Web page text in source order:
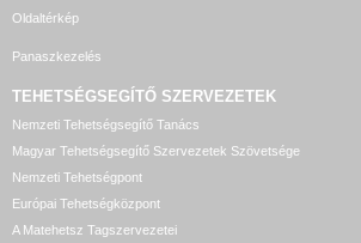
Oldaltérkép
Panaszkezelés
TEHETSÉGSEGÍTŐ SZERVEZETEK
Nemzeti Tehetségsegítő Tanács
Magyar Tehetségsegítő Szervezetek Szövetsége
Nemzeti Tehetségpont
Európai Tehetségközpont
A Matehetsz Tagszervezetei